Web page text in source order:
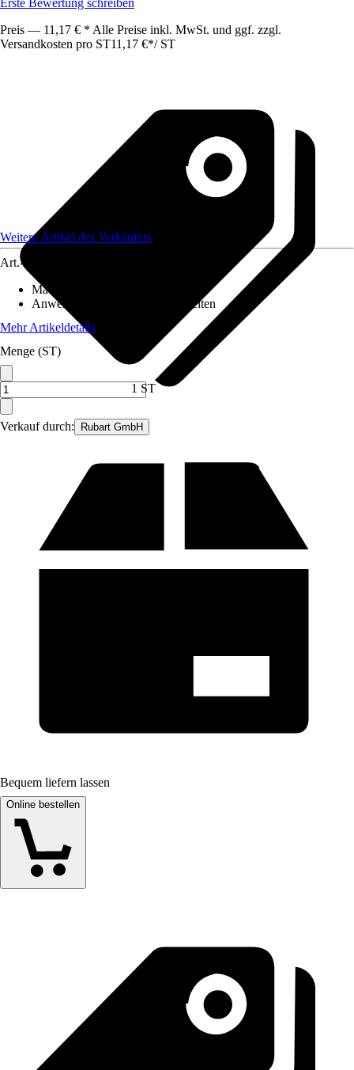
Erste Bewertung schreiben
Preis — 11,17 € * Alle Preise inkl. MwSt. und ggf. zzgl.
Versandkosten pro ST11,17 €*/ ST
Verkauf durch: Rubart GmbH
Weitere Artikel des Verkäufers
Art.-Nr.
Material
Anwendungsbereich
Schleifarbeiten
Mehr Artikeldetails
Menge (ST)
1 ST
Bequem liefern lassen
Online bestellen